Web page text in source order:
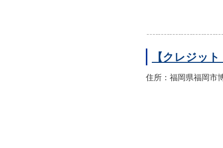
【クレジッ
住所：福岡県福岡市